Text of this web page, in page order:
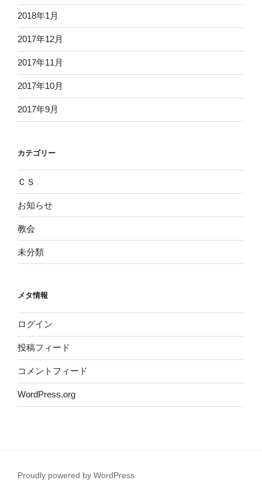
2018年1月
2017年12月
2017年11月
2017年10月
2017年9月
カテゴリー
ＣＳ
お知らせ
教会
未分類
メタ情報
ログイン
投稿フィード
コメントフィード
WordPress.org
Proudly powered by WordPress